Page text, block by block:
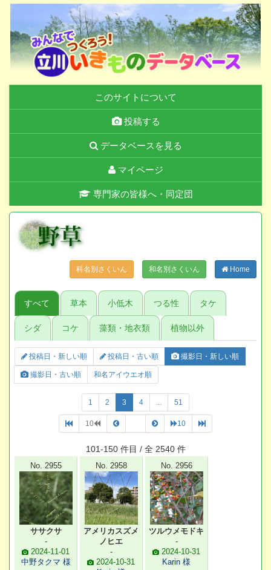
このサイトについて
投稿する
データベースを見る
マイページ
専門家の皆様へ・同定団
科名別さくいん 和名別さくいん Home
すべて 草本 小低木 つる性 タケ
シダ コケ 藻類・地衣類 植物以外
投稿日・新しい順 投稿日・古い順 撮影日・新しい順
撮影日・古い順 和名アイウエオ順
1 2 3 4 ... 51
10 10
101-150 件目 / 全 2540 件
No. 2955
ササクサ
-
2024-11-01
中野タクマ 様
No. 2958
アメリカスズメ
ノヒエ
-
2024-10-31
No. 2956
ツルウメモドキ
-
2024-10-31
Karin 様